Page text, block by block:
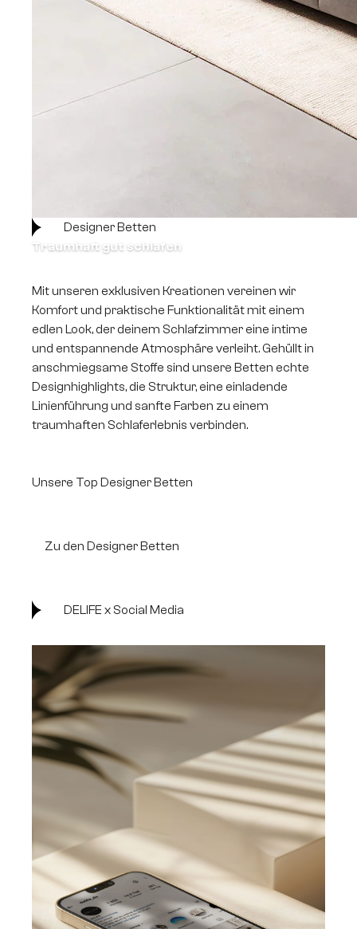
Designer Betten
Traumhaft gut schlafen
Mit unseren exklusiven Kreationen vereinen wir
Komfort und praktische Funktionalität mit einem
edlen Look, der deinem Schlafzimmer eine intime
und entspannende Atmosphäre verleiht. Gehüllt in
anschmiegsame Stoffe sind unsere Betten echte
Designhighlights, die Struktur, eine einladende
Linienführung und sanfte Farben zu einem
traumhaften Schlaferlebnis verbinden.
Unsere Top Designer Betten
Zu den Designer Betten
DELIFE x Social Media